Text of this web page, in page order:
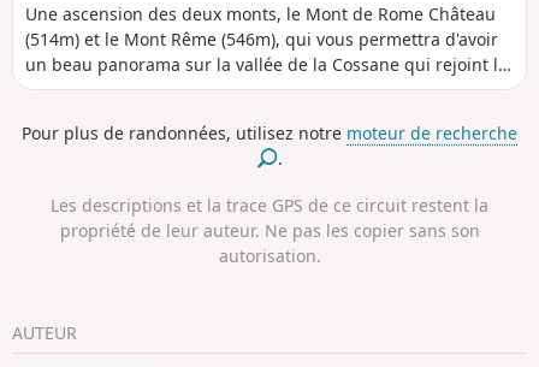
Une ascension des deux monts, le Mont de Rome Château
(514m) et le Mont Rême (546m), qui vous permettra d'avoir
un beau panorama sur la vallée de la Cossane qui rejoint la
Dheune.
Pour plus de randonnées, utilisez notre moteur de recherche
.
Les descriptions et la trace GPS de ce circuit restent la
propriété de leur auteur. Ne pas les copier sans son
autorisation.
AUTEUR